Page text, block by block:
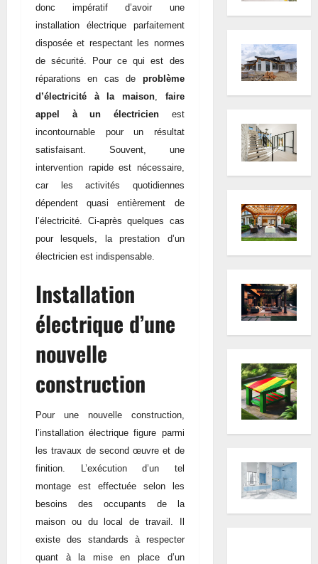
donc impératif d’avoir une
installation électrique parfaitement
disposée et respectant les normes
de sécurité. Pour ce qui est des
réparations en cas de problème
d’électricité à la maison, faire
appel à un électricien est
incontournable pour un résultat
satisfaisant. Souvent, une
intervention rapide est nécessaire,
car les activités quotidiennes
dépendent quasi entièrement de
l’électricité. Ci-après quelques cas
pour lesquels, la prestation d’un
électricien est indispensable.
Installation
électrique d’une
nouvelle
construction
Pour une nouvelle construction,
l’installation électrique figure parmi
les travaux de second œuvre et de
finition. L’exécution d’un tel
montage est effectuée selon les
besoins des occupants de la
maison ou du local de travail. Il
existe des standards à respecter
quant à la mise en place d’un